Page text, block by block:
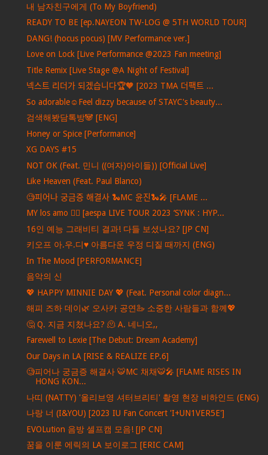
내 남자친구에게 (To My Boyfriend)
READY TO BE [ep.NAYEON TW-LOG @ 5TH WORLD TOUR]
DANG! (hocus pocus) [MV Performance ver.]
Love on Lock [Live Performance @2023 Fan meeting]
Title Remix [Live Stage @A Night of Festival]
넥스트 리더가 되겠습니다🏆🧡 [2023 TMA 더팩트 ...
So adorable☺️Feel dizzy because of STAYC's beauty...
검색해봤담톡방🐼 [ENG]
Honey or Spice [Performance]
XG DAYS #15
NOT OK (Feat. 민니 ((여자)아이들)) [Official Live]
Like Heaven (Feat. Paul Blanco)
🧐피어나 궁금증 해결사 🐍MC 윤진🐍🎤 [FLAME ...
MY los amo ❤️‍🔥 [aespa LIVE TOUR 2023 ‘SYNK : HYP...
16인 예능 그래비티 결과! 다들 보셨나요? [JP CN]
키오프 아.우.디♥ 아름다운 우정 디질 때까지 (ENG)
In The Mood [PERFORMANCE]
음악의 신
💖 HAPPY MINNIE DAY 💖 (Feat. Personal color diagn...
해피 즈하 데이🌿 오사카 공연🦢 소중한 사람들과 함께💖
🤔 Q. 지금 지쳤나요? 🫠 A. 네니오,,
Farewell to Lexie [The Debut: Dream Academy]
Our Days in LA [RISE & REALIZE EP.6]
🧐피어나 궁금증 해결사 🐯MC 채채🐯🎤 [FLAME RISES IN
HONG KON...
나띠 (NATTY) '올리브영 셔터브리티' 촬영 현장 비하인드 (ENG)
나랑 너 (I&YOU) [2023 IU Fan Concert 'I+UN1VER5E']
EVOLution 음방 셀프캠 모음! [JP CN]
꿈을 이룬 에릭의 LA 보이로그 [ERIC CAM]